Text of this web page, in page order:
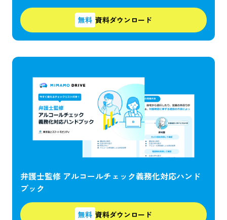
無料 資料ダウンロード
弁護士監修 アルコールチェック義務化対応ハンド
ブック
無料 資料ダウンロード